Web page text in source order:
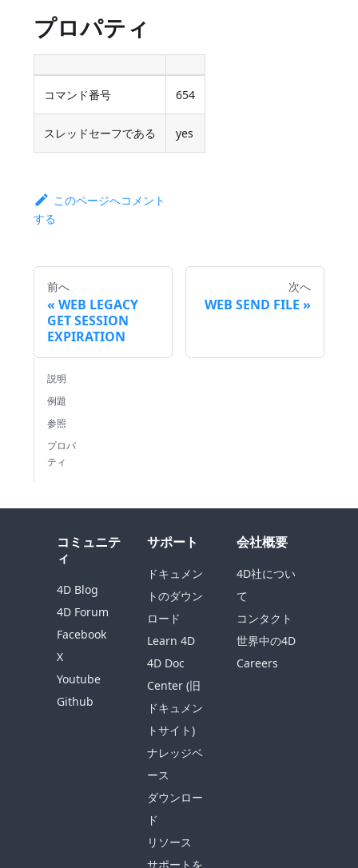
プロパティ
コマンド番号 654
スレッドセーフである yes
このページへコメント
する
前へ
WEB LEGACY
GET SESSION
EXPIRATION
次へ
WEB SEND FILE
説明
例題
参照
プロパ
ティ
コミュニテ
ィ
4D Blog
4D Forum
Facebook
X
Youtube
Github
サポート
ドキュメン
トのダウン
ロード
Learn 4D
4D Doc
Center (旧
ドキュメン
トサイト)
ナレッジベ
ース
ダウンロー
ド
リソース
サポートを
会社概要
4D社につい
て
コンタクト
世界中の4D
Careers